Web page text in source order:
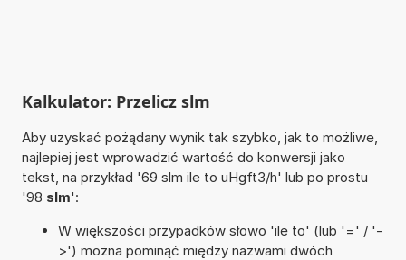
Kalkulator: Przelicz slm
Aby uzyskać pożądany wynik tak szybko, jak to możliwe,
najlepiej jest wprowadzić wartość do konwersji jako
tekst, na przykład '69 slm ile to uHgft3/h' lub po prostu
'98 slm':
W większości przypadków słowo 'ile to' (lub '=' / '-
>') można pominąć między nazwami dwóch